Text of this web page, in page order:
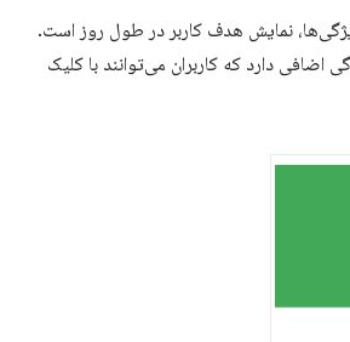
نمایش هدف کاربر در طول روز است.
اضافی دارد که کاربران می‌توانند با کلیک